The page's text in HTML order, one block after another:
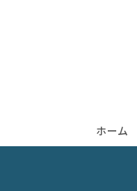
ホーム